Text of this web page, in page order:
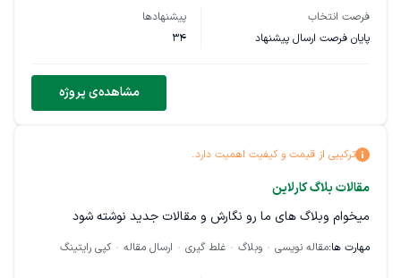
فرصت انتخاب
پایان فرصت ارسال پیشنهاد
پیشنهادها
34
مشاهده‌ی پروژه
ترکیبی از قیمت و کیفیت اهمیت دارد.
مقالات بلاگ کارلاین
میخوام وبلاگ های ما رو نگارش و مقالات جدید نوشته شود
مهارت ها:مقاله نویسی وبلاگ غلط گیری ارسال مقاله کپی رایتینگ